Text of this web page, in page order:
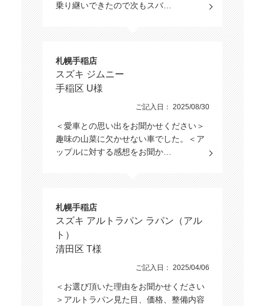
乗り継いできたので次もスバ…
札幌手稲店
スズキ ジムニー
手稲区 U様
ご記入日： 2025/08/30
＜愛車との思い出をお聞かせください＞
趣味の山菜に欠かせない車でした。＜ア
ップルに対する感想をお聞か…
札幌手稲店
スズキ アルトラパン ラパン（アル
ト）
清田区 T様
ご記入日： 2025/04/06
＜お選び頂いた理由をお聞かせください
＞アルトラパン見た目、価格、整備内容